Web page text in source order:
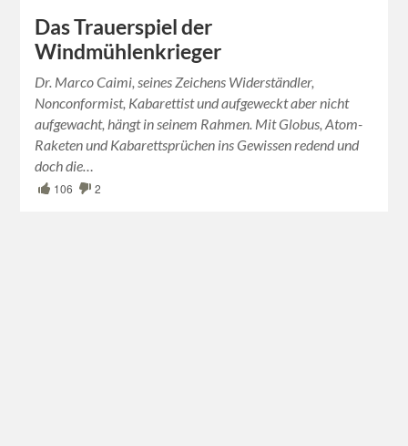
Das Trauerspiel der
Windmühlenkrieger
Dr. Marco Caimi, seines Zeichens Widerständler,
Nonconformist, Kabarettist und aufgeweckt aber nicht
aufgewacht, hängt in seinem Rahmen. Mit Globus, Atom-
Raketen und Kabarettsprüchen ins Gewissen redend und
doch die…
106 2